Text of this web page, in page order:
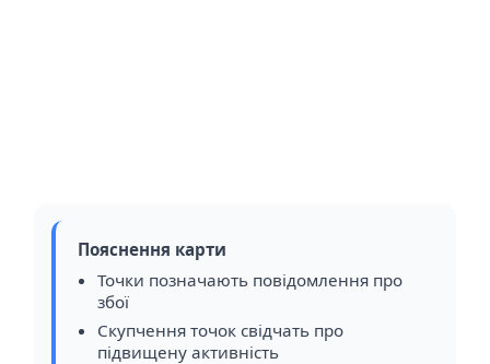
Пояснення карти
Точки позначають повідомлення про
збої
Скупчення точок свідчать про
підвищену активність